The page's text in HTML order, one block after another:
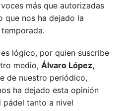
más que autorizadas
que nos ha dejado la
lógico, por quien suscribe
medio, Álvaro López,
de nuestro periódico,
ha dejado esta opinión
tanto a nivel